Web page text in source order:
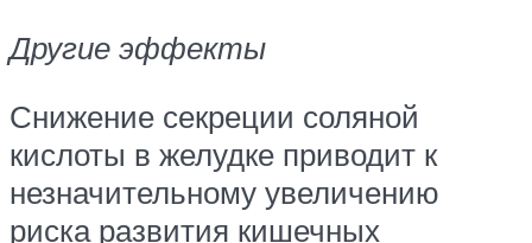
Другие эффекты
Снижение секреции соляной
кислоты в желудке приводит к
незначительному увеличению
риска развития кишечных